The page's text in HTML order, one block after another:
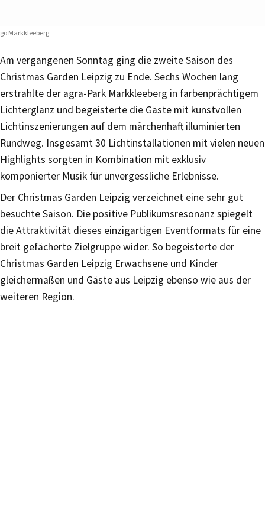
Markkleeberg
Am vergangenen Sonntag ging die zweite Saison des
Christmas Garden Leipzig zu Ende. Sechs Wochen lang
erstrahlte der agra-Park Markkleeberg in farbenprächtigem
Lichterglanz und begeisterte die Gäste mit kunstvollen
Lichtinszenierungen auf dem märchenhaft illuminierten
Rundweg. Insgesamt 30 Lichtinstallationen mit vielen neuen
Highlights sorgten in Kombination mit exklusiv
komponierter Musik für unvergessliche Erlebnisse.
Der Christmas Garden Leipzig verzeichnet eine sehr gut
besuchte Saison. Die positive Publikumsresonanz spiegelt
die Attraktivität dieses einzigartigen Eventformats für eine
breit gefächerte Zielgruppe wider. So begeisterte der
Christmas Garden Leipzig Erwachsene und Kinder
gleichermaßen und Gäste aus Leipzig ebenso wie aus der
weiteren Region.